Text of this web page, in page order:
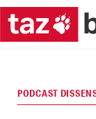
PODCAST